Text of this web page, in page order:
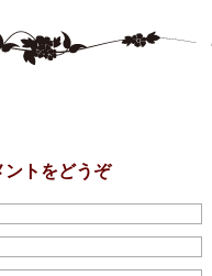
ントをどうぞ